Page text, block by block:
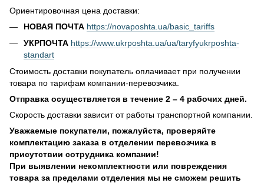
Ориентировочная цена доставки:
НОВАЯ ПОЧТА https://novaposhta.ua/basic_tariffs
УКРПОЧТА https://www.ukrposhta.ua/ua/taryfyukrposhta-
standart
Стоимость доставки покупатель оплачивает при получении
товара по тарифам компании-перевозчика.
Отправка осуществляется в течение 2 – 4 рабочих дней.
Скорость доставки зависит от работы транспортной компании.
Уважаемые покупатели, пожалуйста, проверяйте
комплектацию заказа в отделении перевозчика в
присутствии сотрудника компании!
При выявлении некомплектности или повреждения
товара за пределами отделения мы не сможем решить